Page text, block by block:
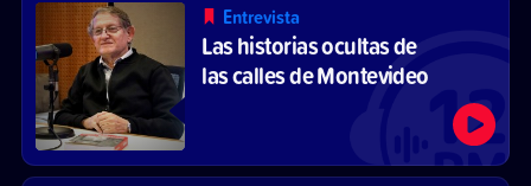
Entrevista
Las historias ocultas de
las calles de Montevideo